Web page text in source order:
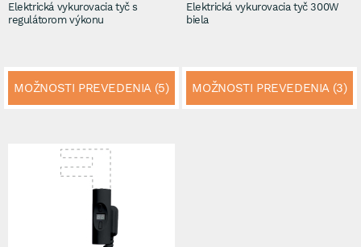
Elektrická vykurovacia tyč s
regulátorom výkonu
MOŽNOSTI PREVEDENIA (5)
Elektrická vykurovacia tyč 300W
biela
MOŽNOSTI PREVEDENIA (3)